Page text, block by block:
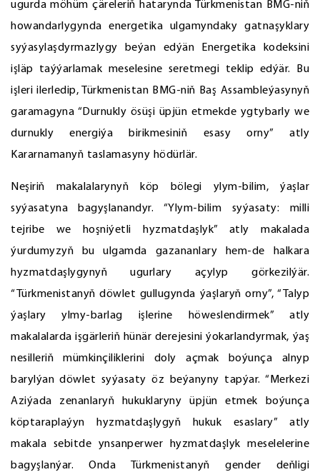
ugurda möhüm çäreleriň hatarynda Türkmenistan BMG-niň
howandarlygynda energetika ulgamyndaky gatnaşyklary
syýasylaşdyrmazlygy beýan edýän Energetika kodeksini
işläp taýýarlamak meselesine seretmegi teklip edýär. Bu
işleri ilerledip, Türkmenistan BMG-niň Baş Assambleýasynyň
garamagyna “Durnukly ösüşi üpjün etmekde ygtybarly we
durnukly energiýa birikmesiniň esasy orny” atly
Kararnamanyň taslamasyny hödürlär.
Neşiriň makalalarynyň köp bölegi ylym-bilim, ýaşlar
syýasatyna bagyşlanandyr. “Ylym-bilim syýasaty: milli
tejribe we hoşniýetli hyzmatdaşlyk” atly makalada
ýurdumyzyň bu ulgamda gazananlary hem-de halkara
hyzmatdaşlygynyň ugurlary açylyp görkezilýär.
“Türkmenistanyň döwlet gullugynda ýaşlaryň orny”, “Talyp
ýaşlary ylmy-barlag işlerine höweslendirmek” atly
makalalarda işgärleriň hünär derejesini ýokarlandyrmak, ýaş
nesilleriň mümkinçiliklerini doly açmak boýunça alnyp
barylýan döwlet syýasaty öz beýanyny tapýar. “Merkezi
Aziýada zenanlaryň hukuklaryny üpjün etmek boýunça
köptaraplaýyn hyzmatdaşlygyň hukuk esaslary” atly
makala sebitde ynsanperwer hyzmatdaşlyk meselelerine
bagyşlanýar. Onda Türkmenistanyň gender deňligi